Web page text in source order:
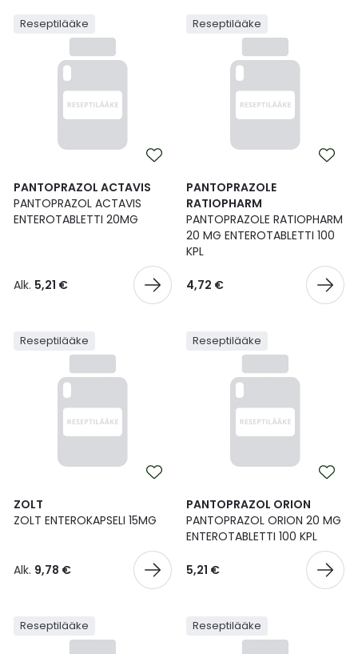
Reseptilääke
PANTOPRAZOL ACTAVIS
PANTOPRAZOL ACTAVIS
ENTEROTABLETTI 20MG
Alk. 5,21 €
Reseptilääke
PANTOPRAZOLE
RATIOPHARM
PANTOPRAZOLE RATIOPHARM
20 MG ENTEROTABLETTI 100
KPL
4,72 €
Reseptilääke
ZOLT
ZOLT ENTEROKAPSELI 15MG
Alk. 9,78 €
Reseptilääke
PANTOPRAZOL ORION
PANTOPRAZOL ORION 20 MG
ENTEROTABLETTI 100 KPL
5,21 €
Reseptilääke Reseptilääke